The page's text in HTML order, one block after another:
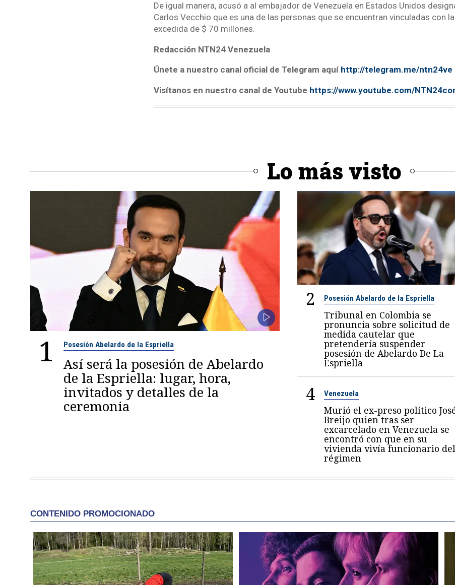
De igual manera, acusó a al embajador de Venezuela en Estados Unidos
Carlos Vecchio que es una de las personas que se encuentran vinculadas con
excedida de $ 70 millones.
Redacción NTN24 Venezuela
Únete a nuestro canal oficial de Telegram aquí http://telegram.me/ntn24ve
Visítanos en nuestro canal de Youtube https://www.youtube.com/
Lo más visto
1 Posesión Abelardo de la Espriella
Así será la posesión de Abelardo
de la Espriella: lugar, hora,
invitados y detalles de la
ceremonia
2 Posesión Abelardo de la Espriella
Tribunal en Colombia se
pronuncia sobre solicitud de
medida cautelar que
pretendería suspender
posesión de Abelardo De La
Espriella
4 Venezuela
Murió el ex-preso político
Breijo quien tras ser
excarcelado en Venezuela se
encontró con que en su
vivienda vivía funcionario del
régimen